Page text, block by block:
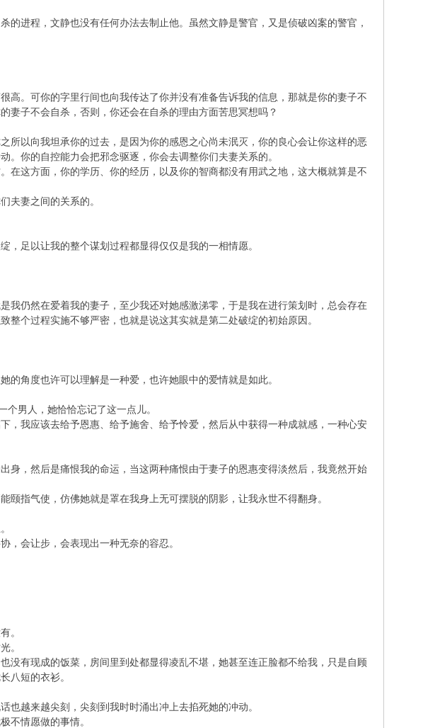
进程，文静也没有任何办法去制止他。虽然文静是警官，又是侦破凶案的警官，
。可你的字里行间也向我传达了你并没有准备告诉我的信息，那就是你的妻子不
妻子不会自杀，否则，你还会在自杀的理由方面苦思冥想吗？
以向我坦承你的过去，是因为你的感恩之心尚未泯灭，你的良心会让你这样的恶
你的自控能力会把邪念驱逐，你会去调整你们夫妻关系的。
这方面，你的学历、你的经历，以及你的智商都没有用武之地，这大概就算是不
妻之间的关系的。
足以让我的整个谋划过程都显得仅仅是我的一相情愿。
仍然在爱着我的妻子，至少我还对她感激涕零，于是我在进行策划时，总会存在
个过程实施不够严密，也就是说这其实就是第二处破绽的初始原因。
角度也许可以理解是一种爱，也许她眼中的爱情就是如此。
男人，她恰恰忘记了这一点儿。
我应该去给予恩惠、给予施舍、给予怜爱，然后从中获得一种成就感，一种心安
，然后是痛恨我的命运，当这两种痛恨由于妻子的恩惠变得淡然后，我竟然开始
指气使，仿佛她就是罩在我身上无可摆脱的阴影，让我永世不得翻身。
会让步，会表现出一种无奈的容忍。
。
。
有现成的饭菜，房间里到处都显得凌乱不堪，她甚至连正脸都不给我，只是自顾
八短的衣衫。
越来越尖刻，尖刻到我时时涌出冲上去掐死她的冲动。
情愿做的事情。